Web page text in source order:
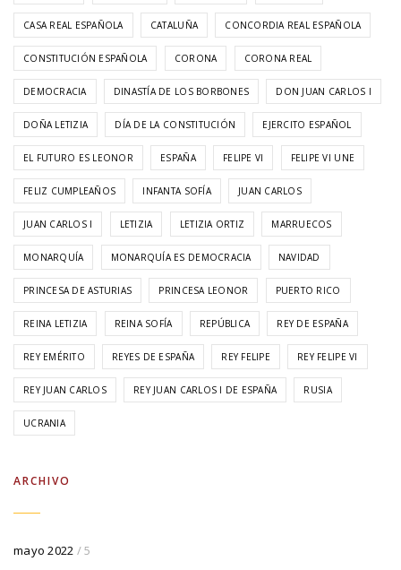
CASA REAL ESPAÑOLA CATALUÑA CONCORDIA REAL ESPAÑOLA
CONSTITUCIÓN ESPAÑOLA CORONA CORONA REAL
DEMOCRACIA DINASTÍA DE LOS BORBONES DON JUAN CARLOS I
DOÑA LETIZIA DÍA DE LA CONSTITUCIÓN EJERCITO ESPAÑOL
EL FUTURO ES LEONOR ESPAÑA FELIPE VI FELIPE VI UNE
FELIZ CUMPLEAÑOS INFANTA SOFÍA JUAN CARLOS
JUAN CARLOS I LETIZIA LETIZIA ORTIZ MARRUECOS
MONARQUÍA MONARQUÍA ES DEMOCRACIA NAVIDAD
PRINCESA DE ASTURIAS PRINCESA LEONOR PUERTO RICO
REINA LETIZIA REINA SOFÍA REPÚBLICA REY DE ESPAÑA
REY EMÉRITO REYES DE ESPAÑA REY FELIPE REY FELIPE VI
REY JUAN CARLOS REY JUAN CARLOS I DE ESPAÑA RUSIA
UCRANIA
ARCHIVO
mayo 2022 / 5